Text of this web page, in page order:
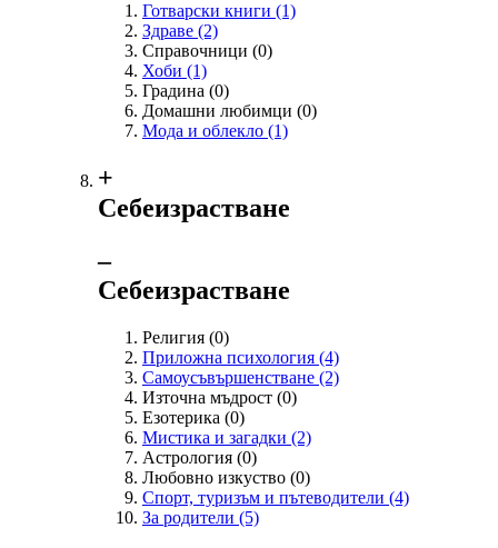
Готварски книги (1)
Здраве (2)
Справочници (0)
Хоби (1)
Градина (0)
Домашни любимци (0)
Мода и облекло (1)
+
Себеизрастване
‒
Себеизрастване
Религия (0)
Приложна психология (4)
Самоусъвършенстване (2)
Източна мъдрост (0)
Езотерика (0)
Мистика и загадки (2)
Астрология (0)
Любовно изкуство (0)
Спорт, туризъм и пътеводители (4)
За родители (5)